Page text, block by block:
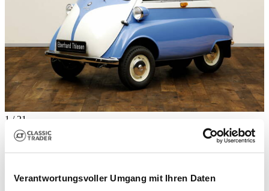
Verantwortungsvoller Umgang mit Ihren Daten
1 / 21
1958 | BMW Isetta 300
38.500 €